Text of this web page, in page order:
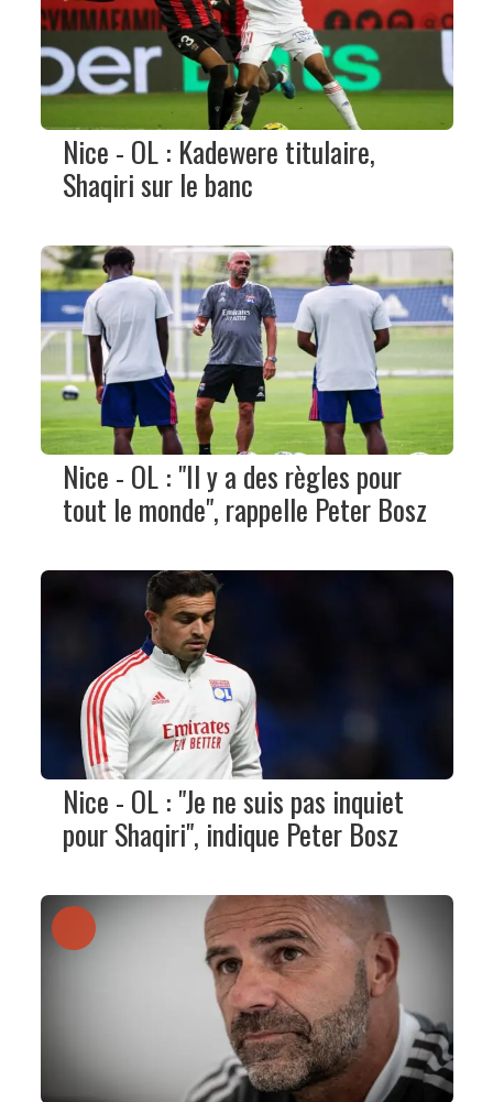
Nice - OL : Kadewere titulaire,
Shaqiri sur le banc
Nice - OL : "Il y a des règles pour
tout le monde", rappelle Peter Bosz
Nice - OL : "Je ne suis pas inquiet
pour Shaqiri", indique Peter Bosz